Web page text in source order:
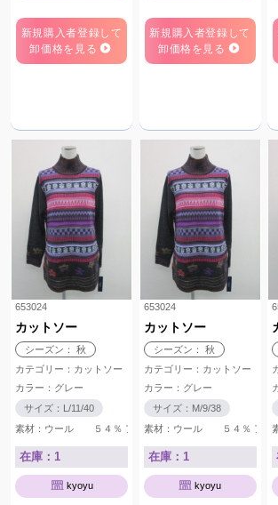
新規購入者登録して
卸価格を見る
新規購入者登録して
卸価格を見る
653024
カットソー
シーズン： 秋
カテゴリー：カットソー
カラー：グレー
サイズ：L/11/40
素材：ウール ５４％ アクリル ４６％ アクリル ８
在庫：1
kyoyu
653024
カットソー
シーズン： 秋
カテゴリー：カットソー
カラー：グレー
サイズ：M/9/38
素材：ウール ５４％ ア
在庫：1
kyoyu